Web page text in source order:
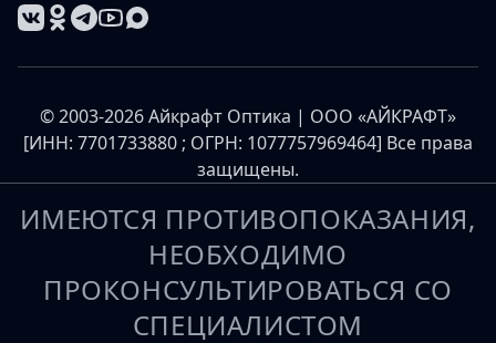
© 2003-2026 Айкрафт Оптика | ООО «АЙКРАФТ»
[ИНН: 7701733880 ; ОГРН: 1077757969464] Все права
защищены.
ИМЕЮТСЯ ПРОТИВОПОКАЗАНИЯ,
НЕОБХОДИМО
ПРОКОНСУЛЬТИРОВАТЬСЯ СО
СПЕЦИАЛИСТОМ